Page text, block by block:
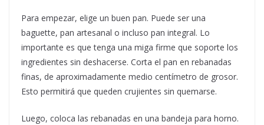
Para empezar, elige un buen pan. Puede ser una
baguette, pan artesanal o incluso pan integral. Lo
importante es que tenga una miga firme que soporte los
ingredientes sin deshacerse. Corta el pan en rebanadas
finas, de aproximadamente medio centímetro de grosor.
Esto permitirá que queden crujientes sin quemarse.
Luego, coloca las rebanadas en una bandeja para horno.